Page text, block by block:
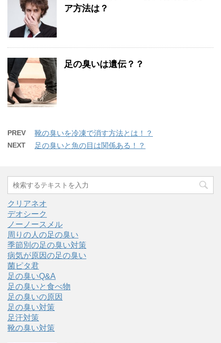
ア方法は？
足の臭いは遺伝？？
PREV 靴の臭いを冷凍で消す方法とは！？
NEXT 足の臭いと魚の目は関係ある！？
クリアネオ
デオシーク
ノーノースメル
周りの人の足の臭い
季節別の足の臭い対策
病気が原因の足の臭い
菌ピタ君
足の臭いQ&A
足の臭いと食べ物
足の臭いの原因
足の臭い対策
足汗対策
靴の臭い対策